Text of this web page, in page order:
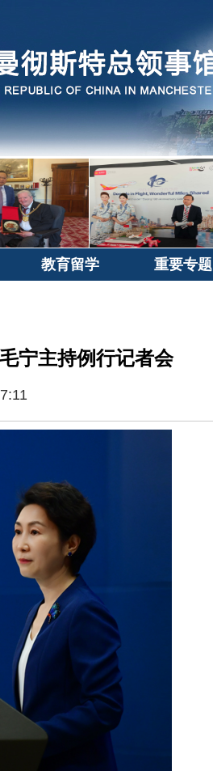
教育留学 重要专题
宁主持例行记者会